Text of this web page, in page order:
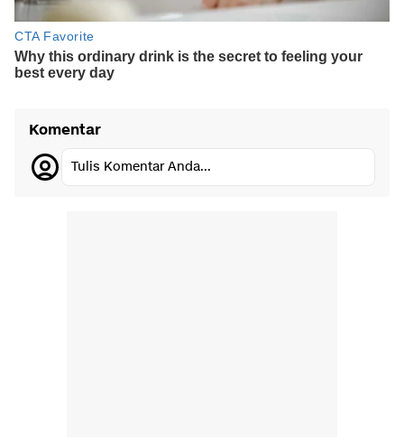
Komentar
Tulis Komentar Anda...